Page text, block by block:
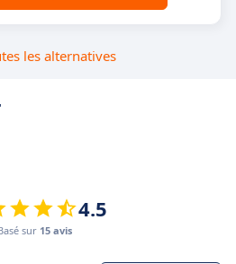
les alternatives
4.5
sur 15 avis